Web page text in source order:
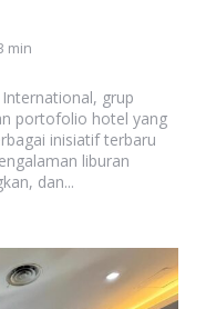
min
grup
portofolio hotel yang
inisiatif terbaru
liburan
dan...